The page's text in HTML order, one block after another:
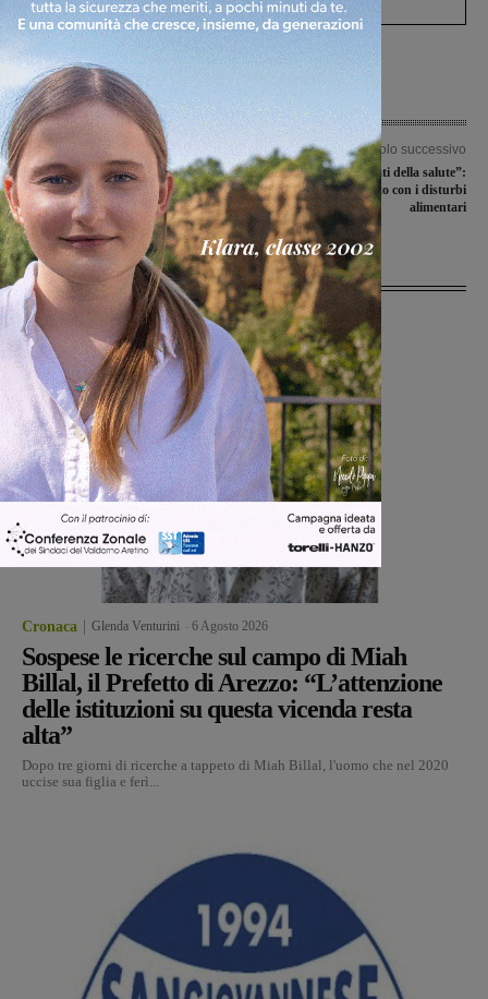
Articolo precedente
Salta la panchina della
Sangiovannese, Iacobelli non è più il
mister degli azzurri
Articolo successivo
Tornano “I sabati della salute”:
primo appuntamento con i disturbi
alimentari
Ultime Notizie
Cronaca Glenda Venturini 6 Agosto 2026
Sospese le ricerche sul campo di Miah
Billal, il Prefetto di Arezzo: “L’attenzione
delle istituzioni su questa vicenda resta
alta”
Dopo tre giorni di ricerche a tappeto di Miah Billal, l'uomo che nel 2020
uccise sua figlia e ferì...